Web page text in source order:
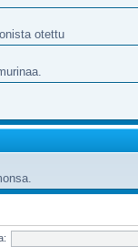
otettu